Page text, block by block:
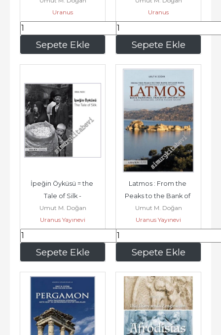
Sepete Ekle
Uranus
330,40 Sepete Ekle
Uranus
1.188,80
Sepete Ekle
İpeğin Öyküsü = the
Tale of Silk -
Umut M. Doğan
Uranus Yayınevi
683,20 Sepete Ekle
Latmos : From the
Peaks to the Bank of
Lake Bafa Rock
Paintings Traces...
Umut M. Doğan
Uranus Yayınevi
1.668 ,80